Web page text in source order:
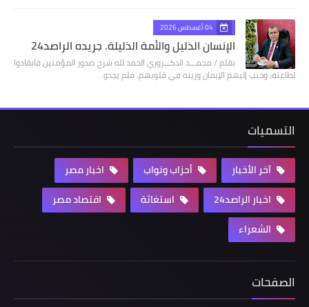
04 أغسطس 2026
الإنسان الذليل والأمة الذليلة. جريده الراصد24
بقلم / محمـــد الدكـــروري الحمد لله شرح صدور المؤمنين فانقادوا
لطاعته، وحبب إليهم الإيمان وزينه في قلوبهم، فلم يجدو…
التسميات
آخر الأخبار أحزاب ونواب
اخبار مصر
اخبار الراصد24
استغاثة
اقتصاد مصر
الشعراء
الصفحات